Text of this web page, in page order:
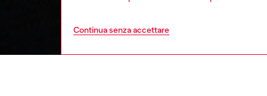
Continua senza accettare